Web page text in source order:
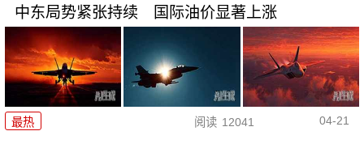
中东局势紧张持续 国际油价显著上涨
最热 阅读 12041 04-21